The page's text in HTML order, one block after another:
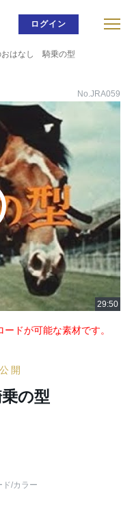
ログイン
おはなし 騎乗の型
No.JRA059
ドが可能な素材です。
開
の型
ド/カラー